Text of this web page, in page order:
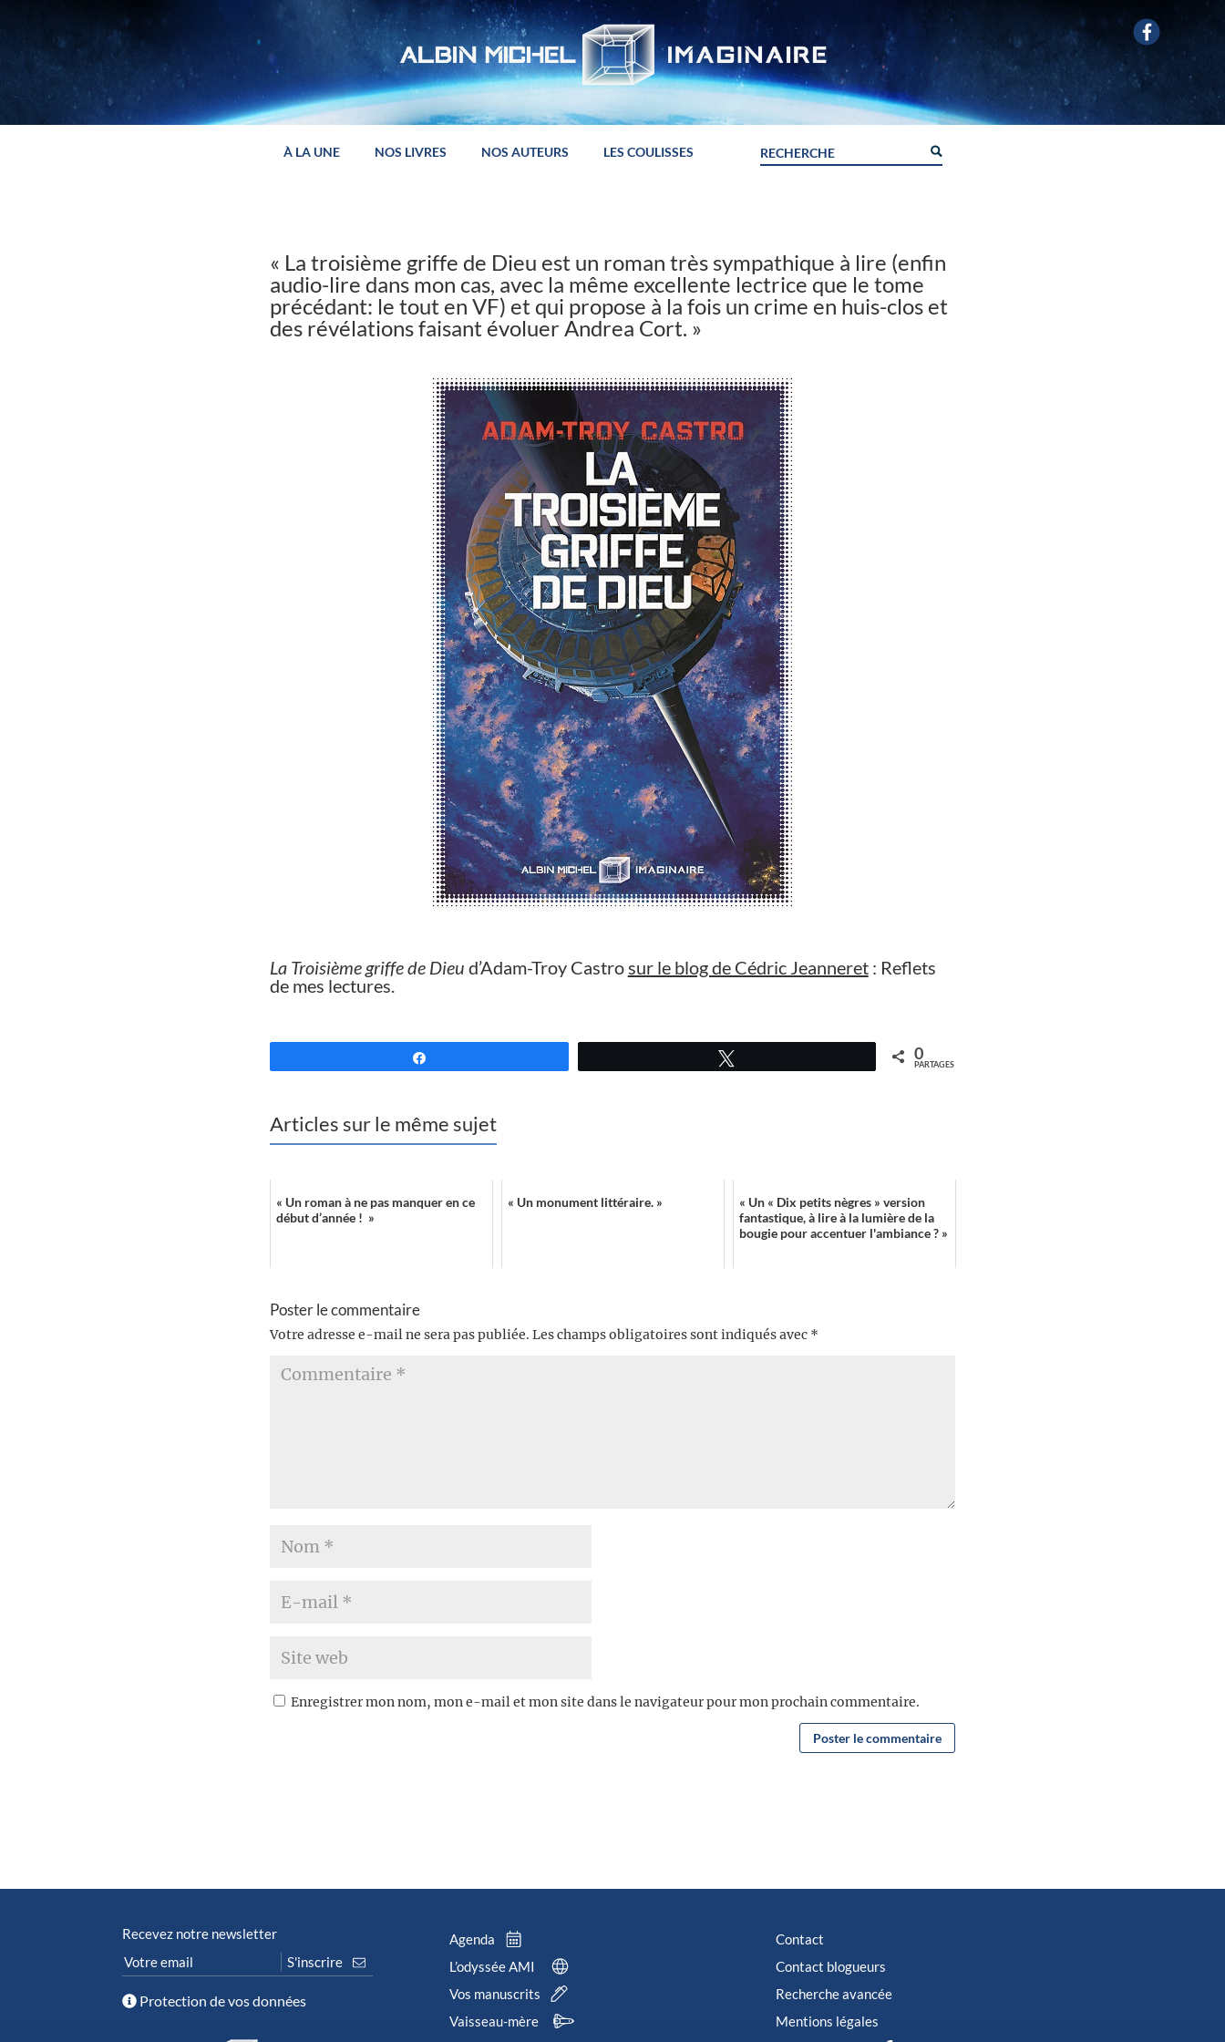
À LA UNE NOS LIVRES NOS AUTEURS LES COULISSES
« La troisième griffe de Dieu est un roman très sympathique à lire (enfin
audio-lire dans mon cas, avec la même excellente lectrice que le tome
précédant: le tout en VF) et qui propose à la fois un crime en huis-clos et
des révélations faisant évoluer Andrea Cort. »
La Troisième griffe de Dieu d’Adam-Troy Castrosur le blog de Cédric Jeanneret: Reflets
de mes lectures.
0
PARTAGES
Articles sur le même sujet
« Un roman à ne pas manquer en ce
début d’année ! »
« Un monument littéraire. »
« Un « Dix petits nègres » version
fantastique, à lire à la lumière de la
bougie pour accentuer l'ambiance ? »
Poster le commentaire
Votre adresse e-mail ne sera pas publiée. Les champs obligatoires sont indiqués avec *
Enregistrer mon nom, mon e-mail et mon site dans le navigateur pour mon prochain commentaire.
Recevez notre newsletter
Protection de vos données
Agenda
L’odyssée AMI
Vos manuscrits
Vaisseau-mère
Contact
Contact blogueurs
Recherche avancée
Mentions légales